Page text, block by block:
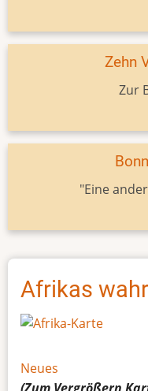
Zehn
Zur
"Eine
Afrikas
Neues